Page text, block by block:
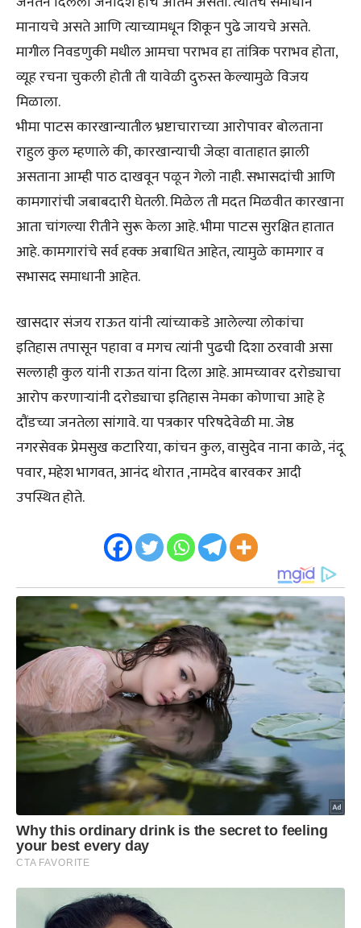
मानायचे असते आणि त्याच्यामधून शिकून पुढे जायचे असते.
मागील निवडणुकी मधील आमचा पराभव हा तांत्रिक पराभव होता,
व्यूह रचना चुकली होती ती यावेळी दुरुस्त केल्यामुळे विजय
मिळाला.
भीमा पाटस कारखान्यातील भ्रष्टाचाराच्या आरोपावर बोलताना
राहुल कुल म्हणाले की, कारखान्याची जेव्हा वाताहात झाली
असताना आम्ही पाठ दाखवून पळून गेलो नाही. सभासदांची आणि
कामगारांची जबाबदारी घेतली. मिळेल ती मदत मिळवीत कारखाना
आता चांगल्या रीतीने सुरू केला आहे. भीमा पाटस सुरक्षित हातात
आहे. कामगारांचे सर्व हक्क अबाधित आहेत, त्यामुळे कामगार व
सभासद समाधानी आहेत.
खासदार संजय राऊत यांनी त्यांच्याकडे आलेल्या लोकांचा
इतिहास तपासून पहावा व मगच त्यांनी पुढची दिशा ठरवावी असा
सल्लाही कुल यांनी राऊत यांना दिला आहे. आमच्यावर दरोड्याचा
आरोप करणाऱ्यांनी दरोड्याचा इतिहास नेमका कोणाचा आहे हे
दौंडच्या जनतेला सांगावे. या पत्रकार परिषदेवेळी मा. जेष्ठ
नगरसेवक प्रेमसुख कटारिया, कांचन कुल, वासुदेव नाना काळे, नंदू
पवार, महेश भागवत, आनंद थोरात ,नामदेव बारवकर आदी
उपस्थित होते.